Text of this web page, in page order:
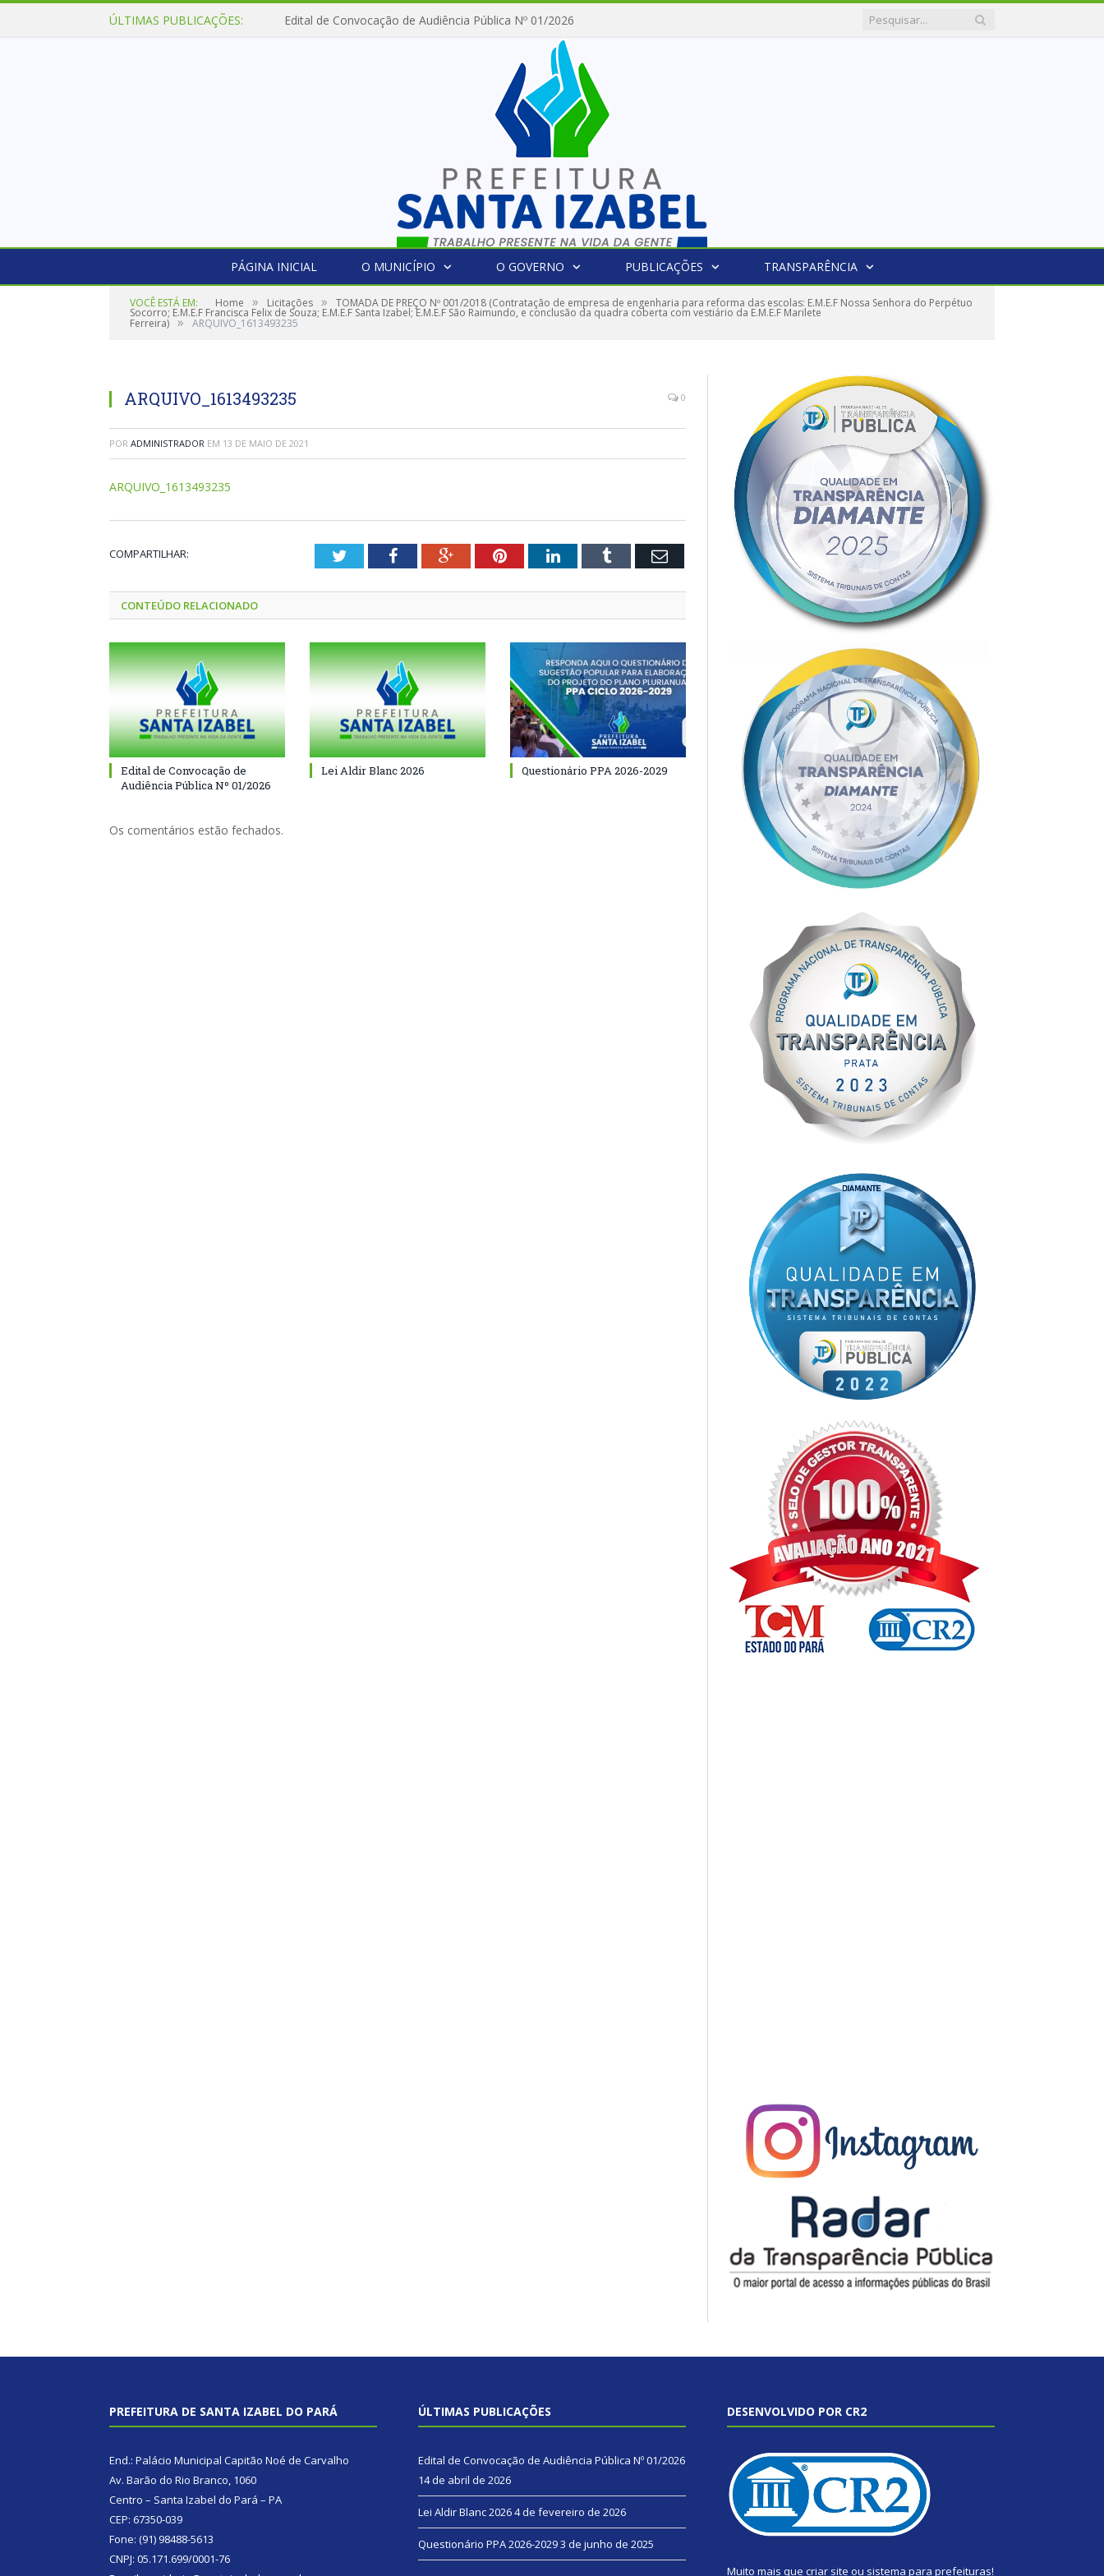
ÚLTIMAS PUBLICAÇÕES: Edital de Convocação de Audiência Pública Nº 01/2026
PÁGINA INICIAL O MUNICÍPIO O GOVERNO PUBLICAÇÕES TRANSPARÊNCIA
VOCÊ ESTÁ EM: Home » Licitações » TOMADA DE PREÇO Nº 001/2018 (Contratação de empresa de engenharia para reforma das escolas: E.M.E.F Nossa Senhora do Perpétuo
Socorro; E.M.E.F Francisca Felix de Souza; E.M.E.F Santa Izabel; E.M.E.F São Raimundo, e conclusão da quadra coberta com vestiário da E.M.E.F Marilete
Ferreira) » ARQUIVO_1613493235
ARQUIVO_1613493235 0
POR ADMINISTRADOR EM 13 DE MAIO DE 2021
ARQUIVO_1613493235
COMPARTILHAR: TwitterFacebookGoogle+PinterestLinkedInTumblr Email
CONTEÚDO RELACIONADO
Edital de Convocação de
Audiência Pública Nº 01/2026
Lei Aldir Blanc 2026 Questionário PPA 2026-2029
Os comentários estão fechados.
PREFEITURA DE SANTA IZABEL DO PARÁ
End.: Palácio Municipal Capitão Noé de Carvalho
Av. Barão do Rio Branco, 1060
Centro – Santa Izabel do Pará – PA
CEP: 67350-039
Fone: (91) 98488-5613
CNPJ: 05.171.699/0001-76
ÚLTIMAS PUBLICAÇÕES
Edital de Convocação de Audiência Pública Nº 01/2026
14 de abril de 2026
Lei Aldir Blanc 20264 de fevereiro de 2026
Questionário PPA 2026-20293 de junho de 2025
DESENVOLVIDO POR CR2
Muito mais que criar site ou sistema para prefeituras!